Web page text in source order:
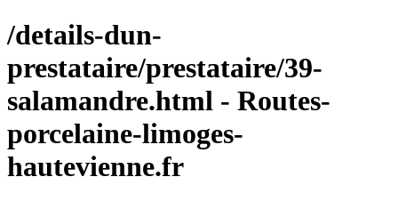
/details-dun-
prestataire/prestataire/39-
salamandre.html - Routes-
porcelaine-limoges-
hautevienne.fr